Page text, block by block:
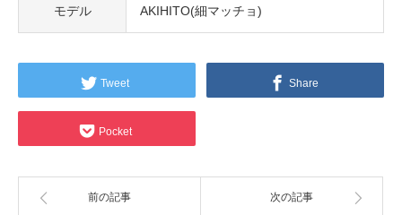
モデル AKIHITO(細マッチョ)
Tweet Share
Pocket
前の記事 次の記事